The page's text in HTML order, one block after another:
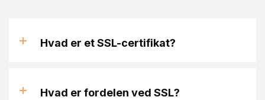
Hvad er et SSL-certifikat?
Hvad er fordelen ved SSL?